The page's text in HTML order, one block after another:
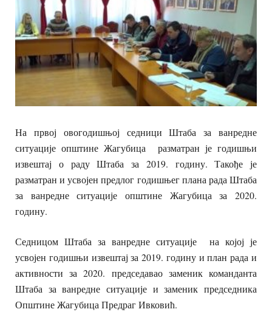
На првој овогодишњој седници Штаба за ванредне
ситуације општине Жагубица разматран је годишњи
извештај о раду Штаба за 2019. годину. Такође је
разматран и усвојен предлог годишњег плана рада Штаба
за ванредне ситуације општине Жагубица за 2020.
годину.
Седницом Штаба за ванредне ситуације на којој је
усвојен годишњи извештај за 2019. годину и план рада и
активности за 2020. председавао заменик команданта
Штаба за ванредне ситуације и заменик председника
Општине Жагубица Предраг Ивковић.